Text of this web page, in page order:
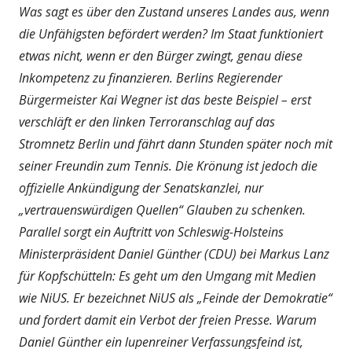
Was sagt es über den Zustand unseres Landes aus, wenn
die Unfähigsten befördert werden? Im Staat funktioniert
etwas nicht, wenn er den Bürger zwingt, genau diese
Inkompetenz zu finanzieren. Berlins Regierender
Bürgermeister Kai Wegner ist das beste Beispiel – erst
verschläft er den linken Terroranschlag auf das
Stromnetz Berlin und fährt dann Stunden später noch mit
seiner Freundin zum Tennis. Die Krönung ist jedoch die
offizielle Ankündigung der Senatskanzlei, nur
„vertrauenswürdigen Quellen“ Glauben zu schenken.
Parallel sorgt ein Auftritt von Schleswig-Holsteins
Ministerpräsident Daniel Günther (CDU) bei Markus Lanz
für Kopfschütteln: Es geht um den Umgang mit Medien
wie NiUS. Er bezeichnet NiUS als „Feinde der Demokratie“
und fordert damit ein Verbot der freien Presse. Warum
Daniel Günther ein lupenreiner Verfassungsfeind ist,